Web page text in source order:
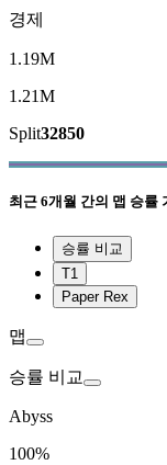
경제
1.19M
1.21M
Split32850
최근 6개월 간의 맵 승률
승률 비교
T1
Paper Rex
맵
승률 비교
Abyss
100%